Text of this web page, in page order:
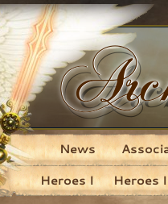
Heroes I Heroes
News